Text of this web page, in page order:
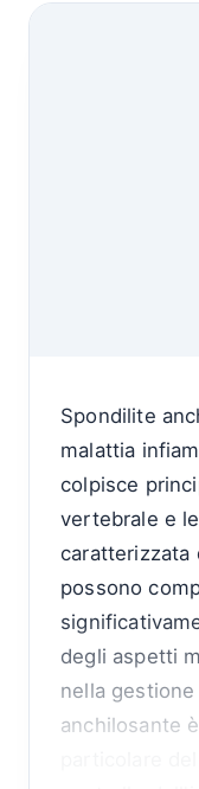
Spondilite
malattia
colpisce
vertebrale e
caratterizzata
possono
degli aspetti
nella
anchilosante